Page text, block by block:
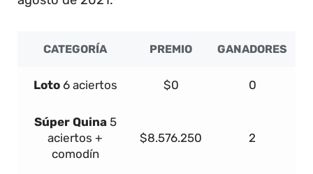
CATEGORÍA PREMIO GANADORES
Loto 6 aciertos $0 0
Súper Quina 5
aciertos +
comodín
$8.576.250 2